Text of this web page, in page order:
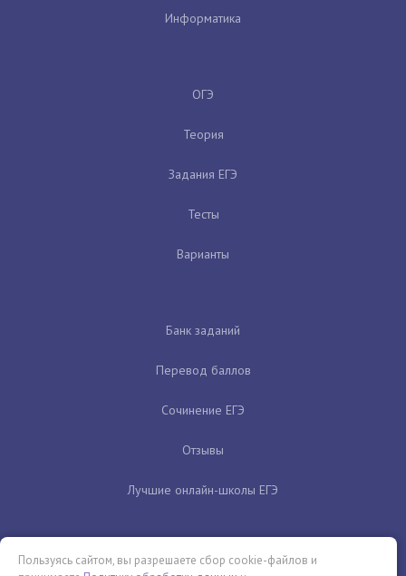
Информатика
ОГЭ
Теория
Задания ЕГЭ
Тесты
Варианты
Банк заданий
Перевод баллов
Сочинение ЕГЭ
Отзывы
Лучшие онлайн-школы ЕГЭ
Пользуясь сайтом, вы разрешаете сбор cookie-файлов и